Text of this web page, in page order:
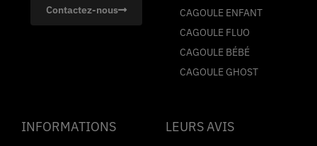
Contactez-nous
CAGOULE ENFANT
CAGOULE FLUO
CAGOULE BÉBÉ
CAGOULE GHOST
INFORMATIONS LEURS AVIS